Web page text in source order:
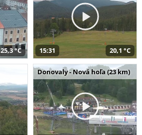
25,3 °C 15:31 20,1 °C
Donovaly - Nová hoľa (23 km)